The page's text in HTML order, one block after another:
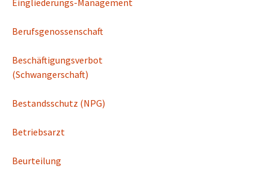
Eingliederungs-Management
Berufsgenossenschaft
Beschäftigungsverbot
(Schwangerschaft)
Bestandsschutz (NPG)
Betriebsarzt
Beurteilung